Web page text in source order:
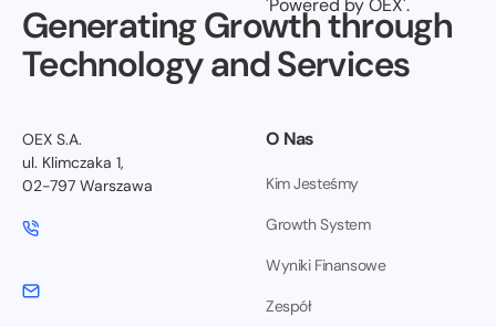
Generating Growth through
Technology and Services
OEX S.A.
ul. Klimczaka 1,
02-797 Warszawa
O Nas
Kim Jesteśmy
Growth System
Wyniki Finansowe
Zespół